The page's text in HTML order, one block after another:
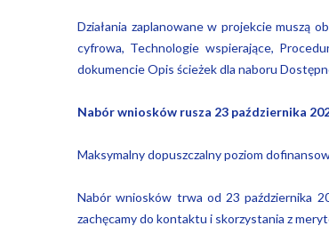
Działania zaplanowane w projekcie muszą
cyfrowa, Technologie wspierające,
dokumencie Opis ścieżek dla naboru
Nabór wniosków rusza 23 października
Maksymalny dopuszczalny poziom
Nabór wniosków trwa od 23 października
zachęcamy do kontaktu i skorzystania z